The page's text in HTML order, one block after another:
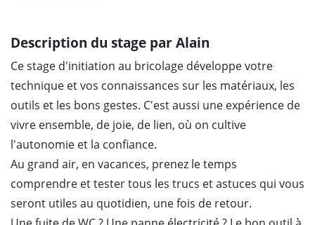
Description du stage par Alain
Ce stage d'initiation au bricolage développe votre
technique et vos connaissances sur les matériaux, les
outils et les bons gestes. C'est aussi une expérience de
vivre ensemble, de joie, de lien, où on cultive
l'autonomie et la confiance.
Au grand air, en vacances, prenez le temps
comprendre et tester tous les trucs et astuces qui vous
seront utiles au quotidien, une fois de retour.